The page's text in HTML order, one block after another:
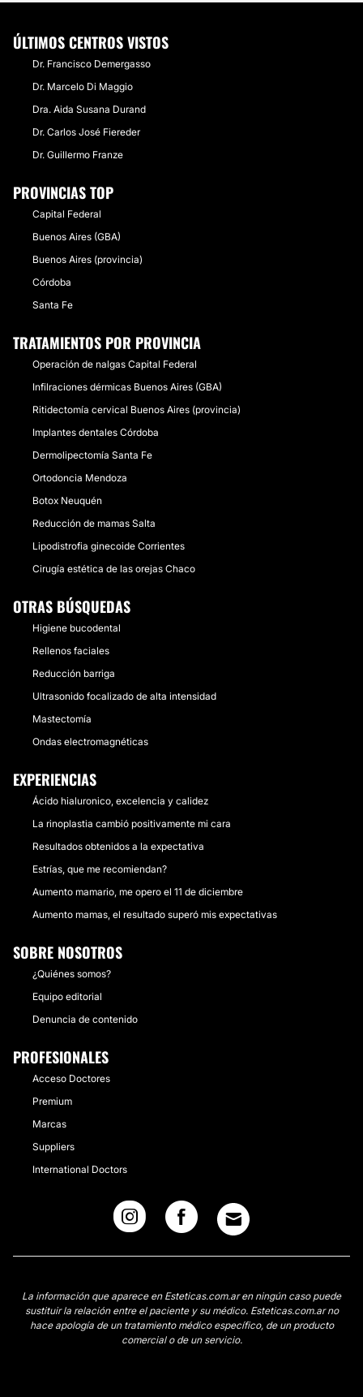
ÚLTIMOS CENTROS VISTOS
Dr. Francisco Demergasso
Dr. Marcelo Di Maggio
Dra. Aida Susana Durand
Dr. Carlos José Fiereder
Dr. Guillermo Franze
PROVINCIAS TOP
Capital Federal
Buenos Aires (GBA)
Buenos Aires (provincia)
Córdoba
Santa Fe
TRATAMIENTOS POR PROVINCIA
Operación de nalgas Capital Federal
Infilraciones dérmicas Buenos Aires (GBA)
Ritidectomía cervical Buenos Aires (provincia)
Implantes dentales Córdoba
Dermolipectomía Santa Fe
Ortodoncia Mendoza
Botox Neuquén
Reducción de mamas Salta
Lipodistrofia ginecoide Corrientes
Cirugía estética de las orejas Chaco
OTRAS BÚSQUEDAS
Higiene bucodental
Rellenos faciales
Reducción barriga
Ultrasonido focalizado de alta intensidad
Mastectomía
Ondas electromagnéticas
EXPERIENCIAS
Ácido hialuronico, excelencia y calidez
La rinoplastia cambió positivamente mi cara
Resultados obtenidos a la expectativa
Estrías, que me recomiendan?
Aumento mamario, me opero el 11 de diciembre
Aumento mamas, el resultado superó mis expectativas
SOBRE NOSOTROS
¿Quiénes somos?
Equipo editorial
Denuncia de contenido
PROFESIONALES
Acceso Doctores
Premium
Marcas
Suppliers
International Doctors
La información que aparece en Esteticas.com.ar en ningún caso puede
sustituir la relación entre el paciente y su médico. Esteticas.com.ar no
hace apología de un tratamiento médico específico, de un producto
comercial o de un servicio.